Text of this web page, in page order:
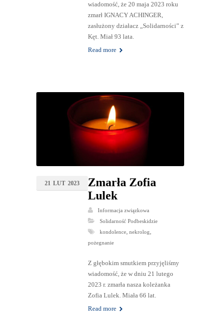
wiadomość, że 20 maja 2023 roku
zmarł IGNACY ACHINGER,
zasłużony działacz „Solidarności” z
Kęt. Miał 93 lata.
Read more
21 LUT 2023
Zmarła Zofia
Lulek
Informacja związkowa
Solidarność Podbeskidzie
kondolence, nekrolog
pożegnanie
Z głębokim smutkiem przyjęliśmy
wiadomość, że w dniu 21 lutego
2023 r. zmarła nasza koleżanka
Zofia Lulek. Miała 66 lat.
Read more